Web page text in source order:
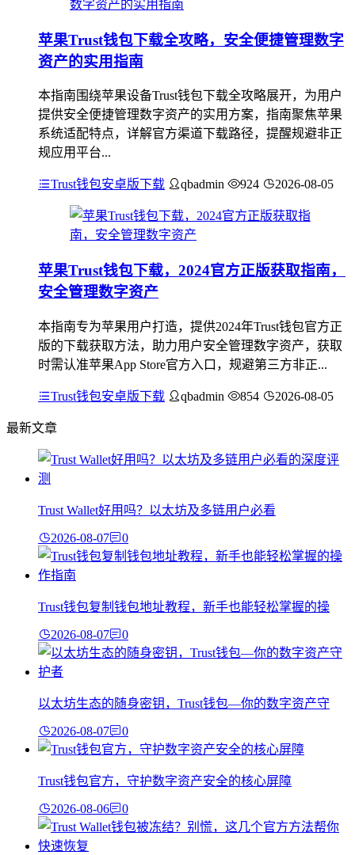
苹果Trust钱包下载全攻略，安全便捷管理数字
资产的实用指南
本指南围绕苹果设备Trust钱包下载全攻略展开，为用户
提供安全便捷管理数字资产的实用方案，指南聚焦苹果
系统适配特点，详解官方渠道下载路径，提醒规避非正
规应用平台...
Trust钱包安卓版下载 qbadmin 924 2026-08-05
苹果Trust钱包下载，2024官方正版获取指南，
安全管理数字资产
本指南专为苹果用户打造，提供2024年Trust钱包官方正
版的下载获取方法，助力用户安全管理数字资产，获取
时需认准苹果App Store官方入口，规避第三方非正...
Trust钱包安卓版下载 qbadmin 854 2026-08-05
最新文章
Trust Wallet好用吗？以太坊及多链用户必看
2026-08-07 0
Trust钱包复制钱包地址教程，新手也能轻松掌握的操
2026-08-07 0
以太坊生态的随身密钥，Trust钱包—你的数字资产守
2026-08-07 0
Trust钱包官方，守护数字资产安全的核心屏障
2026-08-06 0